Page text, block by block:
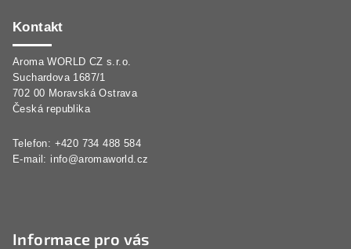
Kontakt
Aroma WORLD CZ s.r.o.
Suchardova 1687/1
702 00 Moravská Ostrava
Česká republika
Telefon: +420 734 488 584
E-mail: info@aromaworld.cz
Informace pro vás